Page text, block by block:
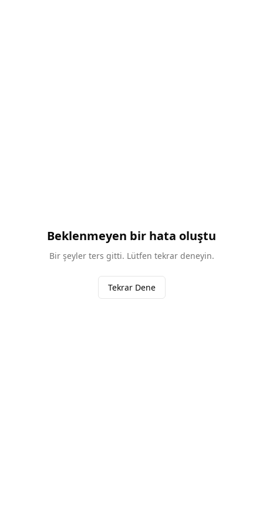
Beklenmeyen bir hata oluştu
Bir şeyler ters gitti. Lütfen tekrar deneyin.
Tekrar Dene